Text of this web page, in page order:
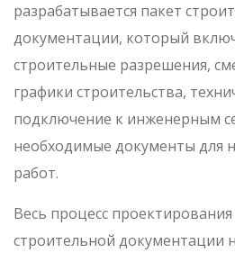
разрабатывается пакет
документации, который
строительные разрешения,
графики строительства,
подключение к инженерным
необходимые документы для
работ.
Весь процесс
строительной документации